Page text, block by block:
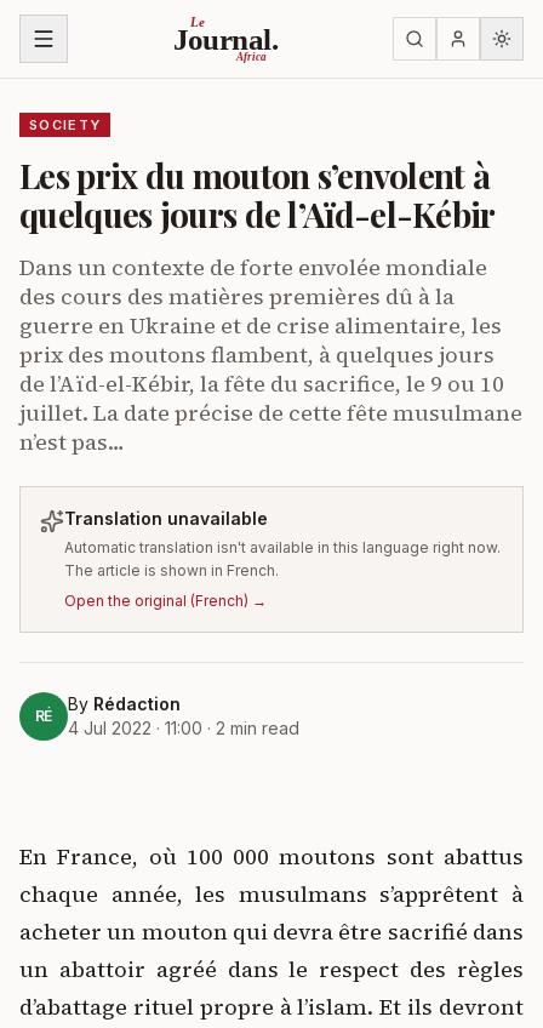
Skip to content Le
Journal.
Africa
SOCIETY
Les prix du mouton s’envolent à
quelques jours de l’Aïd-el-Kébir
Dans un contexte de forte envolée mondiale
des cours des matières premières dû à la
guerre en Ukraine et de crise alimentaire, les
prix des moutons flambent, à quelques jours
de l’Aïd-el-Kébir, la fête du sacrifice, le 9 ou 10
juillet. La date précise de cette fête musulmane
n’est pas…
Translation unavailable
Automatic translation isn't available in this language right now.
The article is shown in French.
Open the original (French) →
RÉ
By Rédaction
4 Jul 2022 · 11:00 · 2 min read
En France, où 100 000 moutons sont abattus
chaque année, les musulmans s’apprêtent à
acheter un mouton qui devra être sacrifié dans
un abattoir agréé dans le respect des règles
d’abattage rituel propre à l’islam. Et ils devront